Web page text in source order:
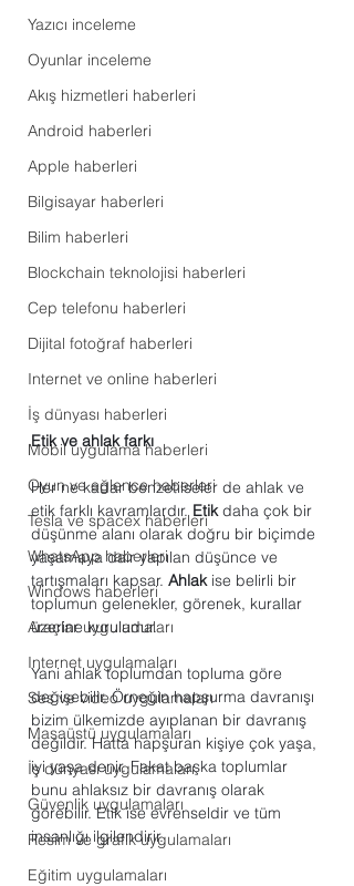
Yazıcı inceleme
Oyunlar inceleme
Akış hizmetleri haberleri
Android haberleri
Apple haberleri
Bilgisayar haberleri
Bilim haberleri
Blockchain teknolojisi haberleri
Cep telefonu haberleri
Dijital fotoğraf haberleri
Internet ve online haberleri
İş dünyası haberleri
Mobil uygulama haberleri
Oyun ve eğlence haberleri
Tesla ve spacex haberleri
WhatsApp haberleri
Windows haberleri
Araçlar uygulamaları
Internet uygulamaları
Ses ve video uygulamaları
Masaüstü uygulamaları
İş dünyası uygulamaları
Güvenlik uygulamaları
Resim ve grafik uygulamaları
Eğitim uygulamaları
Etik ve ahlak farkı
Her ne kadar benzetilseler de ahlak ve
etik farklı kavramlardır. Etik daha çok bir
düşünme alanı olarak doğru bir biçimde
yaşamaya dair yapılan düşünce ve
tartışmaları kapsar. Ahlak ise belirli bir
toplumun gelenekler, görenek, kurallar
üzerine kuruludur.
Yani ahlak toplumdan topluma göre
değişebilir. Örneğin hapşurma davranışı
bizim ülkemizde ayıplanan bir davranış
değildir. Hatta hapşuran kişiye çok yaşa,
iyi yaşa denir. Fakat başka toplumlar
bunu ahlaksız bir davranış olarak
görebilir. Etik ise evrenseldir ve tüm
insanlığı ilgilendirir.